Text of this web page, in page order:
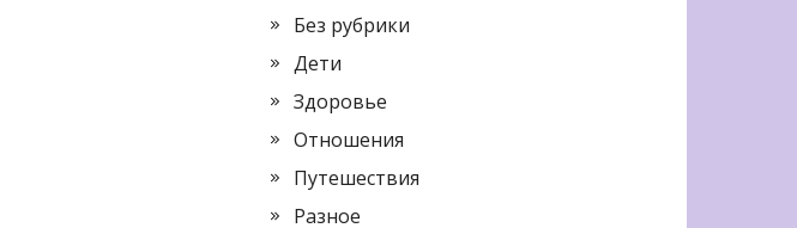
Без рубрики
Дети
Здоровье
Отношения
Путешествия
Разное